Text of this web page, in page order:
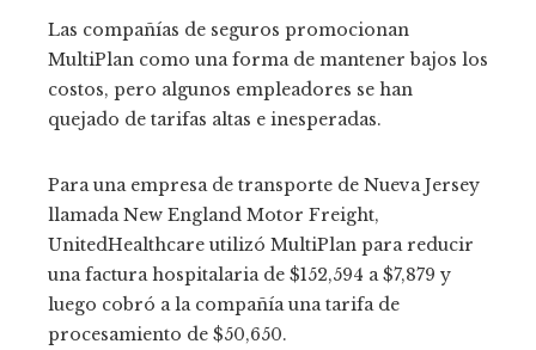
Las compañías de seguros promocionan
MultiPlan como una forma de mantener bajos los
costos, pero algunos empleadores se han
quejado de tarifas altas e inesperadas.
Para una empresa de transporte de Nueva Jersey
llamada New England Motor Freight,
UnitedHealthcare utilizó MultiPlan para reducir
una factura hospitalaria de $152,594 a $7,879 y
luego cobró a la compañía una tarifa de
procesamiento de $50,650.